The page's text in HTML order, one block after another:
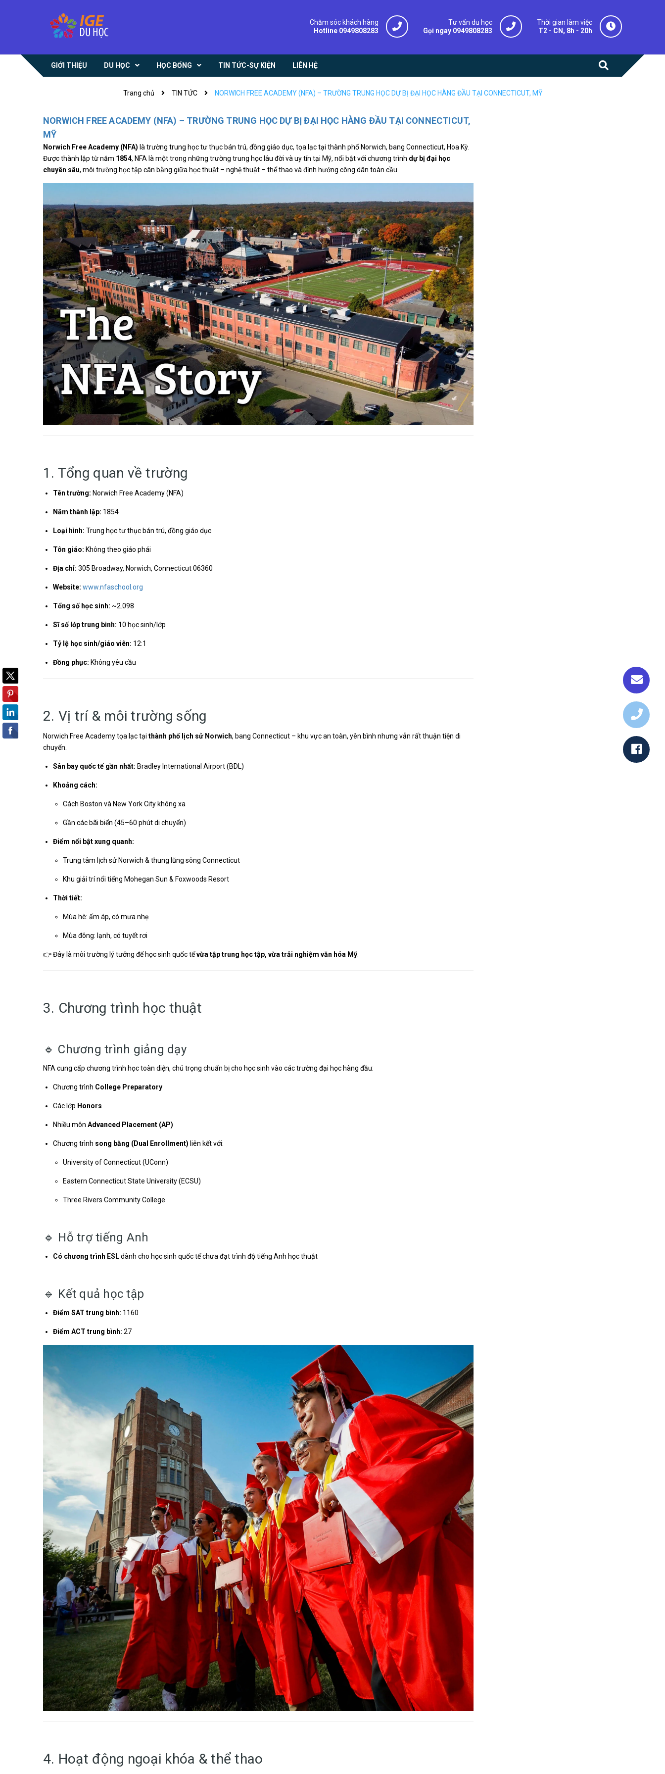
Thời gian làm việc
T2 - CN, 8h - 20h
Tư vấn du học
Gọi ngay 0949808283
Chăm sóc khách hàng
Hotline 0949808283
GIỚI THIỆU DU HỌC HỌC BỔNG TIN TỨC-SỰ KIỆN LIÊN HỆ
Trang chủ TIN TỨC NORWICH FREE ACADEMY (NFA) – TRƯỜNG TRUNG HỌC DỰ BỊ ĐẠI HỌC HÀNG ĐẦU TẠI CONNECTICUT, MỸ
NORWICH FREE ACADEMY (NFA) – TRƯỜNG TRUNG HỌC DỰ BỊ ĐẠI HỌC HÀNG ĐẦU TẠI CONNECTICUT,
MỸ
Norwich Free Academy (NFA) là trường trung học tư thục bán trú, đồng giáo dục, tọa lạc tại thành phố Norwich, bang Connecticut, Hoa Kỳ.
Được thành lập từ năm 1854, NFA là một trong những trường trung học lâu đời và uy tín tại Mỹ, nổi bật với chương trình dự bị đại học
chuyên sâu, môi trường học tập cân bằng giữa học thuật – nghệ thuật – thể thao và định hướng công dân toàn cầu.
1. Tổng quan về trường
Tên trường: Norwich Free Academy (NFA)
Năm thành lập: 1854
Loại hình: Trung học tư thục bán trú, đồng giáo dục
Tôn giáo: Không theo giáo phái
Địa chỉ: 305 Broadway, Norwich, Connecticut 06360
Website: www.nfaschool.org
Tổng số học sinh: ~2.098
Sĩ số lớp trung bình: 10 học sinh/lớp
Tỷ lệ học sinh/giáo viên: 12:1
Đồng phục: Không yêu cầu
2. Vị trí & môi trường sống
Norwich Free Academy tọa lạc tại thành phố lịch sử Norwich, bang Connecticut – khu vực an toàn, yên bình nhưng vẫn rất thuận tiện di
chuyển.
Sân bay quốc tế gần nhất: Bradley International Airport (BDL)
Khoảng cách:
Cách Boston và New York City không xa
Gần các bãi biển (45–60 phút di chuyển)
Điểm nổi bật xung quanh:
Trung tâm lịch sử Norwich & thung lũng sông Connecticut
Khu giải trí nổi tiếng Mohegan Sun & Foxwoods Resort
Thời tiết:
Mùa hè: ấm áp, có mưa nhẹ
Mùa đông: lạnh, có tuyết rơi
👉 Đây là môi trường lý tưởng để học sinh quốc tếvừa tập trung học tập, vừa trải nghiệm văn hóa Mỹ.
3. Chương trình học thuật
🔹 Chương trình giảng dạy
NFA cung cấp chương trình học toàn diện, chú trọng chuẩn bị cho học sinh vào các trường đại học hàng đầu:
Chương trình College Preparatory
Các lớp Honors
Nhiều môn Advanced Placement (AP)
Chương trình song bằng (Dual Enrollment) liên kết với:
University of Connecticut (UConn)
Eastern Connecticut State University (ECSU)
Three Rivers Community College
🔹 Hỗ trợ tiếng Anh
Có chương trình ESLdành cho học sinh quốc tế chưa đạt trình độ tiếng Anh học thuật
🔹 Kết quả học tập
Điểm SAT trung bình: 1160
Điểm ACT trung bình: 27
4. Hoạt động ngoại khóa & thể thao